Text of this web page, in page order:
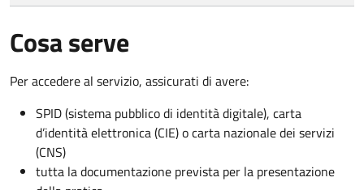
Cosa serve
Per accedere al servizio, assicurati di avere:
SPID (sistema pubblico di identità digitale), carta
d’identità elettronica (CIE) o carta nazionale dei servizi
(CNS)
tutta la documentazione prevista per la presentazione